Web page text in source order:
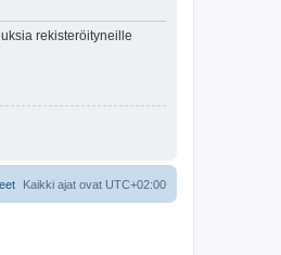
rekisteröityneille
Kaikki ajat ovat UTC+02:00